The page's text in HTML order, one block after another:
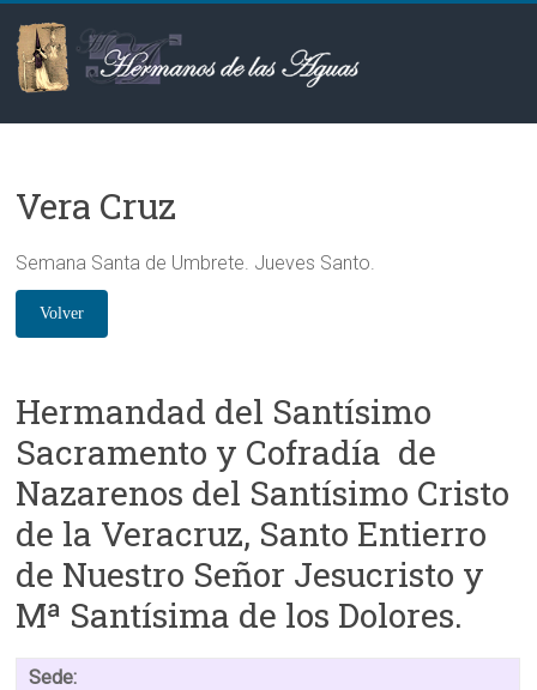
contenido
Hermanos
las
Aguas
Vera Cruz
Semana Santa de Umbrete. Jueves Santo.
Hermandad del Santísimo
Sacramento y Cofradía de
Nazarenos del Santísimo Cristo
de la Veracruz, Santo Entierro
de Nuestro Señor Jesucristo y
Mª Santísima de los Dolores.
Sede: